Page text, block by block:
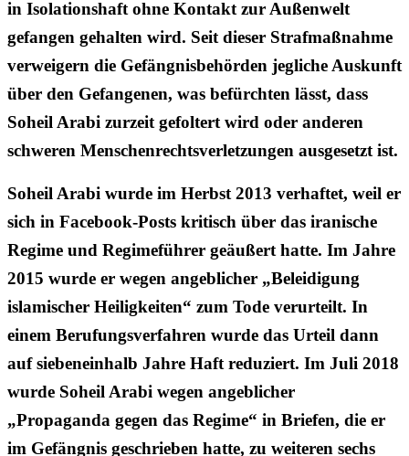
in Isolationshaft ohne Kontakt zur Außenwelt
gefangen gehalten wird. Seit dieser Strafmaßnahme
verweigern die Gefängnisbehörden jegliche Auskunft
über den Gefangenen, was befürchten lässt, dass
Soheil Arabi zurzeit gefoltert wird oder anderen
schweren Menschenrechtsverletzungen ausgesetzt ist.
Soheil Arabi wurde im Herbst 2013 verhaftet, weil er
sich in Facebook-Posts kritisch über das iranische
Regime und Regimeführer geäußert hatte. Im Jahre
2015 wurde er wegen angeblicher „Beleidigung
islamischer Heiligkeiten“ zum Tode verurteilt. In
einem Berufungsverfahren wurde das Urteil dann
auf siebeneinhalb Jahre Haft reduziert. Im Juli 2018
wurde Soheil Arabi wegen angeblicher
„Propaganda gegen das Regime“ in Briefen, die er
im Gefängnis geschrieben hatte, zu weiteren sechs